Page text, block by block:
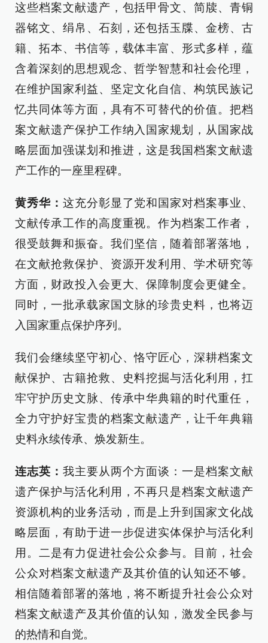
这些档案文献遗产，包括甲骨文、简牍、青铜
器铭文、绢帛、石刻，还包括玉牒、金榜、古
籍、拓本、书信等，载体丰富、形式多样，蕴
含着深刻的思想观念、哲学智慧和社会伦理，
在维护国家利益、坚定文化自信、构筑民族记
忆共同体等方面，具有不可替代的价值。把档
案文献遗产保护工作纳入国家规划，从国家战
略层面加强谋划和推进，这是我国档案文献遗
产工作的一座里程碑。
黄秀华： 这充分彰显了党和国家对档案事业、
文献传承工作的高度重视。作为档案工作者，
很受鼓舞和振奋。我们坚信，随着部署落地，
在文献抢救保护、资源开发利用、学术研究等
方面，财政投入会更大、保障制度会更健全。
同时，一批承载家国文脉的珍贵史料，也将迈
入国家重点保护序列。
我们会继续坚守初心、恪守匠心，深耕档案文
献保护、古籍抢救、史料挖掘与活化利用，扛
牢守护历史文脉、传承中华典籍的时代重任，
全力守护好宝贵的档案文献遗产，让千年典籍
史料永续传承、焕发新生。
连志英： 我主要从两个方面谈：一是档案文献
遗产保护与活化利用，不再只是档案文献遗产
资源机构的业务活动，而是上升到国家文化战
略层面，有助于进一步促进实体保护与活化利
用。二是有力促进社会公众参与。目前，社会
公众对档案文献遗产及其价值的认知还不够。
相信随着部署的落地，将不断提升社会公众对
档案文献遗产及其价值的认知，激发全民参与
的热情和自觉。